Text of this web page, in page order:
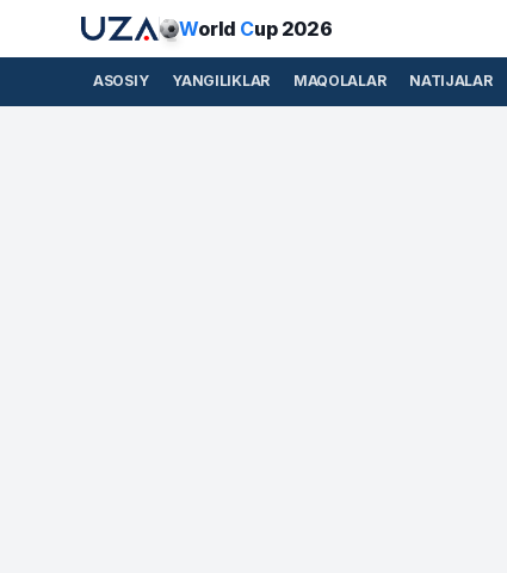
World Cup 2026
ASOSIY YANGILIKLAR MAQOLALAR NATIJALAR